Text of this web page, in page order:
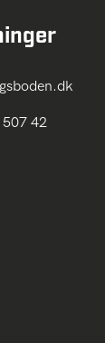
42